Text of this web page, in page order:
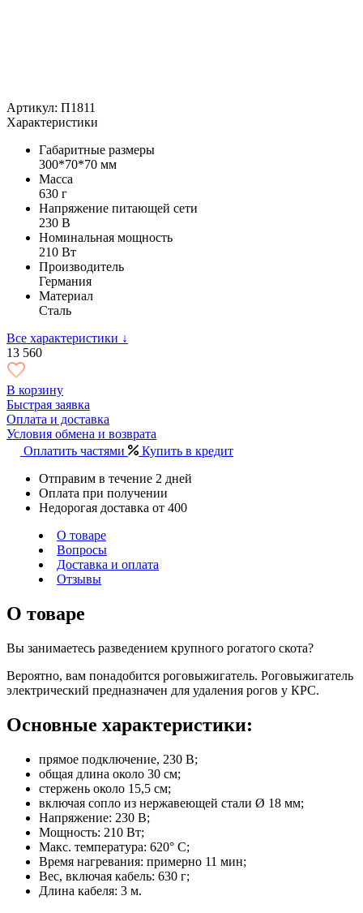
Артикул: П1811
Характеристики
Габаритные размеры
300*70*70 мм
Масса
630 г
Напряжение питающей сети
230 В
Номинальная мощность
210 Вт
Производитель
Германия
Материал
Сталь
Все характеристики ↓
13 560
В корзину
Быстрая заявка
Оплата и доставка
Условия обмена и возврата
Оплатить частями
Купить в кредит
Отправим в течение 2 дней
Оплата при получении
Недорогая доставка от 400
О товаре
Вопросы
Доставка и оплата
Отзывы
О товаре
Вы занимаетесь разведением крупного рогатого скота?
Вероятно, вам понадобится роговыжигатель. Роговыжигатель
электрический предназначен для удаления рогов у КРС.
Основные характеристики:
прямое подключение, 230 В;
общая длина около 30 см;
стержень около 15,5 см;
включая сопло из нержавеющей стали Ø 18 мм;
Напряжение: 230 В;
Мощность: 210 Вт;
Макс. температура: 620° C;
Время нагревания: примерно 11 мин;
Вес, включая кабель: 630 г;
Длина кабеля: 3 м.